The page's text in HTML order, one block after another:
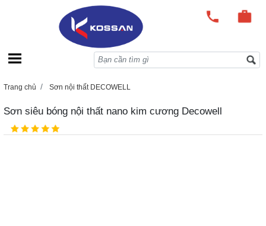
Trang chủ Sơn nội thất DECOWELL
Sơn siêu bóng nội thất nano kim cương Decowell